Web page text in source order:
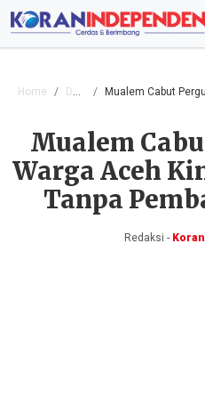
Home Daerah Mualem Cabut Pergub JKA,
Mualem
Warga Aceh
Tanpa
Redaksi -